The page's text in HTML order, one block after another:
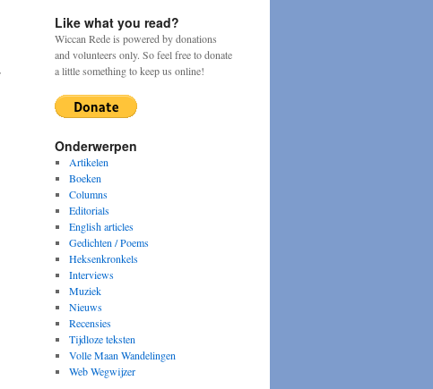
Like what you read?
Wiccan Rede is powered by donations
and volunteers only. So feel free to donate
a little something to keep us online!
Onderwerpen
Artikelen
Boeken
Columns
Editorials
English articles
Gedichten / Poems
Heksenkronkels
Interviews
Muziek
Nieuws
Recensies
Tijdloze teksten
Volle Maan Wandelingen
Web Wegwijzer